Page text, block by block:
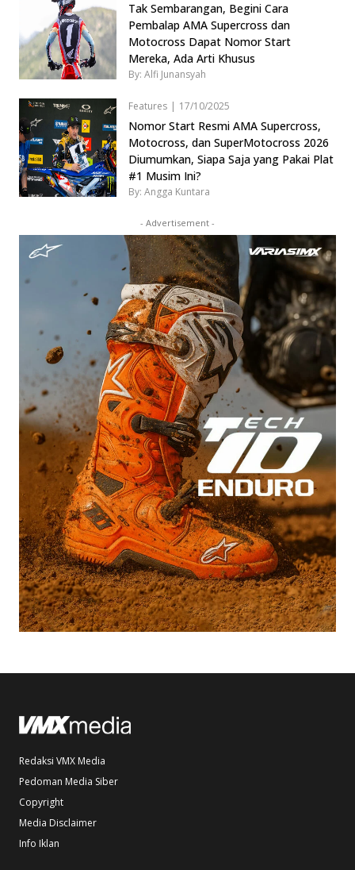
Tak Sembarangan, Begini Cara
Pembalap AMA Supercross dan
Motocross Dapat Nomor Start
Mereka, Ada Arti Khusus
By: Alfi Junansyah
Features | 17/10/2025
Nomor Start Resmi AMA Supercross,
Motocross, dan SuperMotocross 2026
Diumumkan, Siapa Saja yang Pakai Plat
#1 Musim Ini?
By: Angga Kuntara
- Advertisement -
Redaksi VMX Media
Pedoman Media Siber
Copyright
Media Disclaimer
Info Iklan